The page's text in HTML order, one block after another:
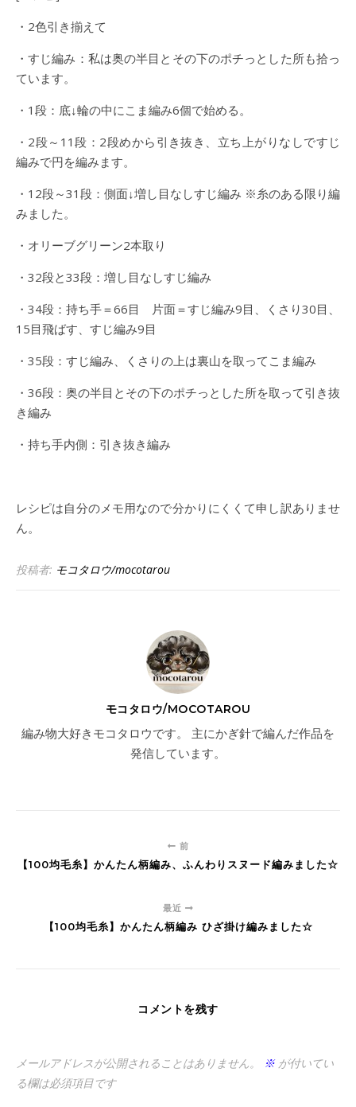
・2色引き揃えて
・すじ編み：私は奥の半目とその下のポチっとした所も拾っ
ています。
・1段：底↓輪の中にこま編み6個で始める。
・2段～11段：2段めから引き抜き、立ち上がりなしですじ
編みで円を編みます。
・12段～31段：側面↓増し目なしすじ編み ※糸のある限り編
みました。
・オリーブグリーン2本取り
・32段と33段：増し目なしすじ編み
・34段：持ち手＝66目 片面＝すじ編み9目、くさり30目、
15目飛ばす、すじ編み9目
・35段：すじ編み、くさりの上は裏山を取ってこま編み
・36段：奥の半目とその下のポチっとした所を取って引き抜
き編み
・持ち手内側：引き抜き編み
レシピは自分のメモ用なので分かりにくくて申し訳ありませ
ん。
投稿者: モコタロウ/mocotarou
モコタロウ/MOCOTAROU
編み物大好きモコタロウです。 主にかぎ針で編んだ作品を
発信しています。
前
【100均毛糸】かんたん柄編み、ふんわりスヌード編みました☆
最近
【100均毛糸】かんたん柄編み ひざ掛け編みました☆
コメントを残す
メールアドレスが公開されることはありません。 ※が付いてい
る欄は必須項目です